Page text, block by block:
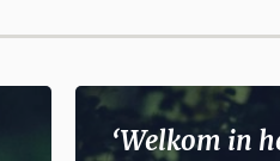
‘Welkom in